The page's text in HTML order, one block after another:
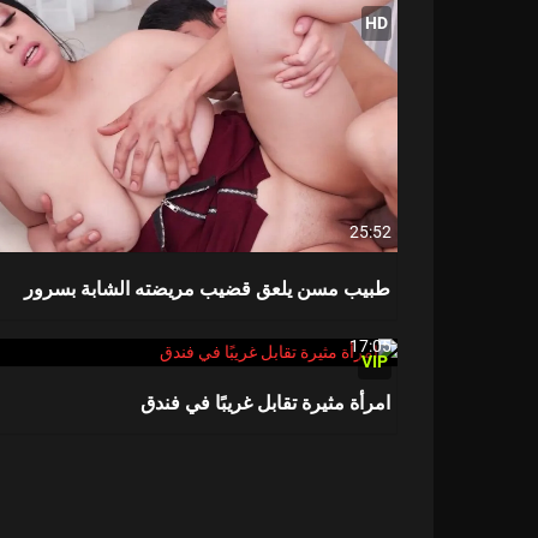
HD
25:52
طبيب مسن يلعق قضيب مريضته الشابة بسرور
VIP
17:05
امرأة مثيرة تقابل غريبًا في فندق